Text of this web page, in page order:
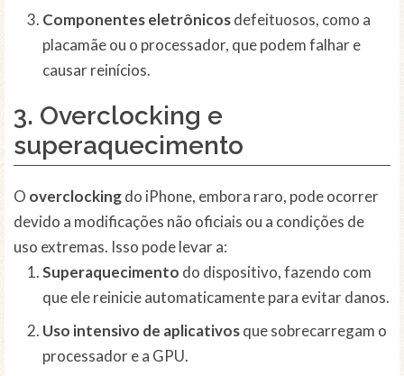
Componentes eletrônicosdefeituosos, como a
placamãe ou o processador, que podem falhar e
causar reinícios.
3. Overclocking e
superaquecimento
O overclockingdo iPhone, embora raro, pode ocorrer
devido a modificações não oficiais ou a condições de
uso extremas. Isso pode levar a:
Superaquecimento do dispositivo, fazendo com
que ele reinicie automaticamente para evitar danos.
Uso intensivo de aplicativosque sobrecarregam o
processador e a GPU.